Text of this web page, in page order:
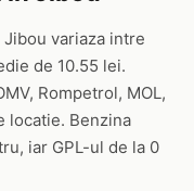
variaza intre
de 10.55 lei.
Rompetrol, MOL,
locatie. Benzina
iar GPL-ul de la 0